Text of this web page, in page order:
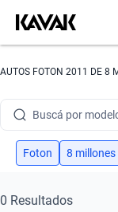
AUTOS FOTON 2011 DE 8
Buscá por
Buscá por
Foton 8 millones
0 Resultados